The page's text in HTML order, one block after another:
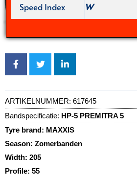
Speed Index
W
ARTIKELNUMMER: 617645
Bandspecificatie: HP-5 PREMITRA 5
Tyre brand: MAXXIS
Season: Zomerbanden
Width: 205
Profile: 55